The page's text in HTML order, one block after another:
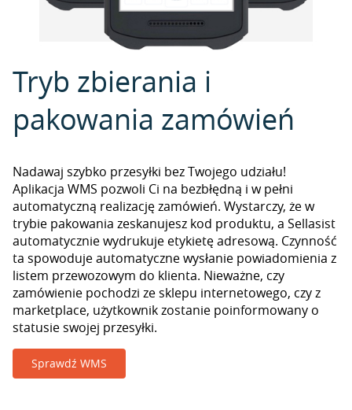
Tryb zbierania i
pakowania zamówień
Nadawaj szybko przesyłki bez Twojego udziału!
Aplikacja WMS pozwoli Ci na bezbłędną i w pełni
automatyczną realizację zamówień. Wystarczy, że w
trybie pakowania zeskanujesz kod produktu, a Sellasist
automatycznie wydrukuje etykietę adresową. Czynność
ta spowoduje automatyczne wysłanie powiadomienia z
listem przewozowym do klienta. Nieważne, czy
zamówienie pochodzi ze sklepu internetowego, czy z
marketplace, użytkownik zostanie poinformowany o
statusie swojej przesyłki.
Sprawdź WMS